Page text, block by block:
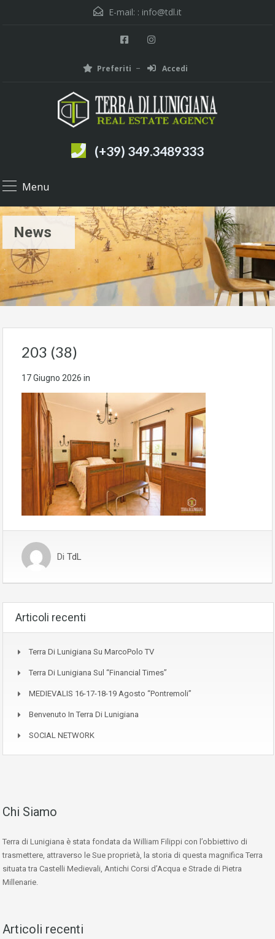
E-mail: : info@tdl.it
Preferiti Accedi
(+39) 349.3489333
Menu
News
203 (38)
17 Giugno 2026 in
Di TdL
Articoli recenti
Terra Di Lunigiana Su MarcoPolo TV
Terra Di Lunigiana Sul “Financial Times”
MEDIEVALIS 16-17-18-19 Agosto “Pontremoli”
Benvenuto In Terra Di Lunigiana
SOCIAL NETWORK
Chi Siamo
Terra di Lunigiana è stata fondata da William Filippi con l’obbiettivo di
trasmettere, attraverso le Sue proprietà, la storia di questa magnifica Terra
situata tra Castelli Medievali, Antichi Corsi d’Acqua e Strade di Pietra
Millenarie.
Articoli recenti